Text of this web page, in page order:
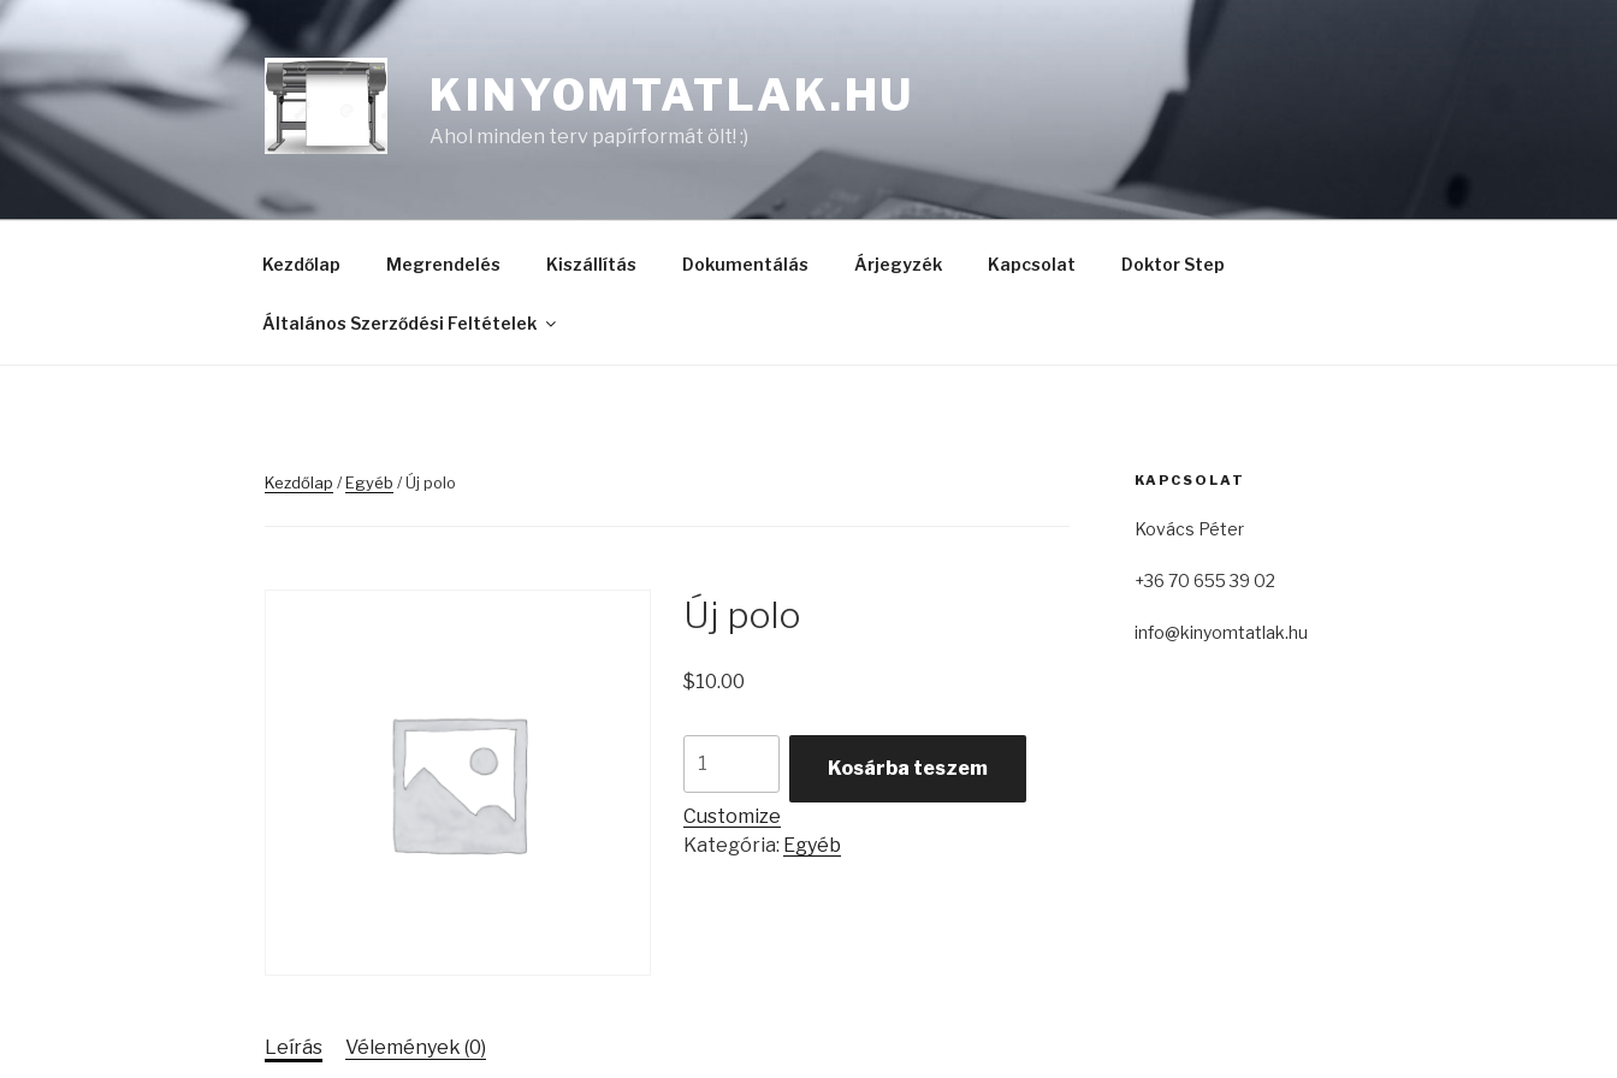
Tartalomhoz
KINYOMTATLAK.HU
Ahol minden terv papírformát ölt! :)
Kezdőlap Megrendelés Kiszállítás Dokumentálás Árjegyzék Kapcsolat Doktor Step
Általános Szerződési Feltételek
Kezdőlap /Egyéb / Új polo
Új polo
$10.00
polo
mennyiség
Kosárba teszem
Customize
Kategória: Egyéb
Leírás Vélemények (0)
KAPCSOLAT
Kovács Péter
+36 70 655 39 02
info@kinyomtatlak.hu